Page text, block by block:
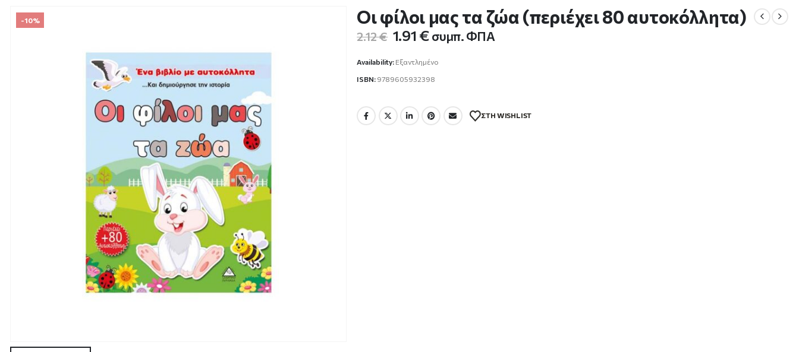
-10% Οι φίλοι μας τα ζώα (περιέχει 80 αυτοκόλλητα)
2.12€ Original
was:
2.12 €.
1.91 €Η
τρέχουσα
τιμή
είναι:
συμπ. ΦΠΑ
Availability: Εξαντλημένο
ISBN: 9789605932398
ΣΤΗ WISHLIST